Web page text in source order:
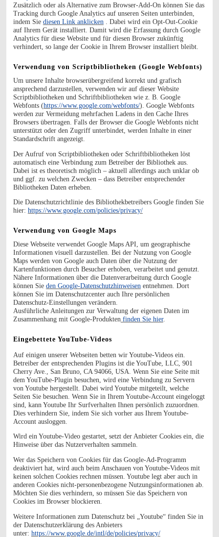
Zusätzlich oder als Alternative zum Browser-Add-On können Sie das
Tracking durch Google Analytics auf unseren Seiten unterbinden,
indem Sie diesen Link anklicken. Dabei wird ein Opt-Out-Cookie
auf Ihrem Gerät installiert. Damit wird die Erfassung durch Google
Analytics für diese Website und für diesen Browser zukünftig
verhindert, so lange der Cookie in Ihrem Browser installiert bleibt.
Verwendung von Scriptbibliotheken (Google Webfonts)
Um unsere Inhalte browserübergreifend korrekt und grafisch
ansprechend darzustellen, verwenden wir auf dieser Website
Scriptbibliotheken und Schriftbibliotheken wie z. B. Google
Webfonts (https://www.google.com/webfonts/). Google Webfonts
werden zur Vermeidung mehrfachen Ladens in den Cache Ihres
Browsers übertragen. Falls der Browser die Google Webfonts nicht
unterstützt oder den Zugriff unterbindet, werden Inhalte in einer
Standardschrift angezeigt.
Der Aufruf von Scriptbibliotheken oder Schriftbibliotheken löst
automatisch eine Verbindung zum Betreiber der Bibliothek aus.
Dabei ist es theoretisch möglich – aktuell allerdings auch unklar ob
und ggf. zu welchen Zwecken – dass Betreiber entsprechender
Bibliotheken Daten erheben.
Die Datenschutzrichtlinie des Bibliothekbetreibers Google finden Sie
hier: https://www.google.com/policies/privacy/
Verwendung von Google Maps
Diese Webseite verwendet Google Maps API, um geographische
Informationen visuell darzustellen. Bei der Nutzung von Google
Maps werden von Google auch Daten über die Nutzung der
Kartenfunktionen durch Besucher erhoben, verarbeitet und genutzt.
Nähere Informationen über die Datenverarbeitung durch Google
können Sie den Google-Datenschutzhinweisenentnehmen. Dort
können Sie im Datenschutzcenter auch Ihre persönlichen
Datenschutz-Einstellungen verändern.
Ausführliche Anleitungen zur Verwaltung der eigenen Daten im
Zusammenhang mit Google-Produktenfinden Sie hier.
Eingebettete YouTube-Videos
Auf einigen unserer Webseiten betten wir Youtube-Videos ein.
Betreiber der entsprechenden Plugins ist die YouTube, LLC, 901
Cherry Ave., San Bruno, CA 94066, USA. Wenn Sie eine Seite mit
dem YouTube-Plugin besuchen, wird eine Verbindung zu Servern
von Youtube hergestellt. Dabei wird Youtube mitgeteilt, welche
Seiten Sie besuchen. Wenn Sie in Ihrem Youtube-Account eingeloggt
sind, kann Youtube Ihr Surfverhalten Ihnen persönlich zuzuordnen.
Dies verhindern Sie, indem Sie sich vorher aus Ihrem Youtube-
Account ausloggen.
Wird ein Youtube-Video gestartet, setzt der Anbieter Cookies ein, die
Hinweise über das Nutzerverhalten sammeln.
Wer das Speichern von Cookies für das Google-Ad-Programm
deaktiviert hat, wird auch beim Anschauen von Youtube-Videos mit
keinen solchen Cookies rechnen müssen. Youtube legt aber auch in
anderen Cookies nicht-personenbezogene Nutzungsinformationen ab.
Möchten Sie dies verhindern, so müssen Sie das Speichern von
Cookies im Browser blockieren.
Weitere Informationen zum Datenschutz bei „Youtube“ finden Sie in
der Datenschutzerklärung des Anbieters
unter: https://www.google.de/intl/de/policies/privacy/